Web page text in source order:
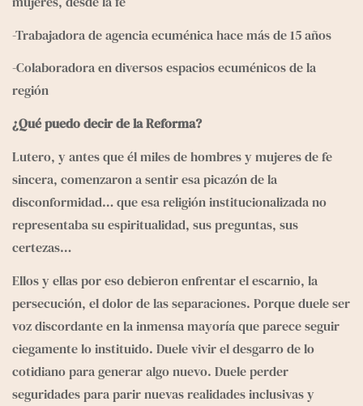
-Trabajadora de agencia ecuménica hace más de 15 años
-Colaboradora en diversos espacios ecuménicos de la
región
¿Qué puedo decir de la Reforma?
Lutero, y antes que él miles de hombres y mujeres de fe
sincera, comenzaron a sentir esa picazón de la
disconformidad… que esa religión institucionalizada no
representaba su espiritualidad, sus preguntas, sus
certezas…
Ellos y ellas por eso debieron enfrentar el escarnio, la
persecución, el dolor de las separaciones. Porque duele ser
voz discordante en la inmensa mayoría que parece seguir
ciegamente lo instituido. Duele vivir el desgarro de lo
cotidiano para generar algo nuevo. Duele perder
seguridades para parir nuevas realidades inclusivas y